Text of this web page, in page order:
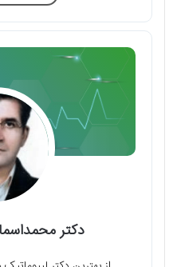
دکتر